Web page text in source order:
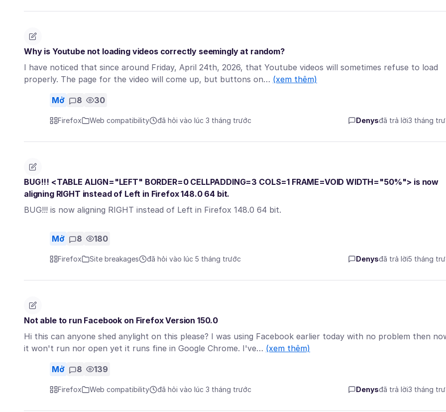
Why is Youtube not loading videos correctly seemingly at random?
I have noticed that since around Friday, April 24th, 2026, that Youtube videos will sometimes refuse to load
properly. The page for the video will come up, but buttons on… (xem thêm)
Mở 8 30
Firefox Web compatibility đã hỏi vào lúc 3 tháng trước Denysđã trả lời3 tháng
BUG!!! <TABLE ALIGN="LEFT" BORDER=0 CELLPADDING=3 COLS=1 FRAME=VOID WIDTH="50%"> is now
aligning RIGHT instead of Left in Firefox 148.0 64 bit.
BUG!!! is now aligning RIGHT instead of Left in Firefox 148.0 64 bit.
Mở 8 180
Firefox Site breakages đã hỏi vào lúc 5 tháng trước Denysđã trả lời5 tháng
Not able to run Facebook on Firefox Version 150.0
Hi this can anyone shed anylight on this please? I was using Facebook earlier today with no problem then
it won't run nor open yet it runs fine in Google Chrome. I've… (xem thêm)
Mở 8 139
Firefox Web compatibility đã hỏi vào lúc 3 tháng trước Denysđã trả lời3 tháng